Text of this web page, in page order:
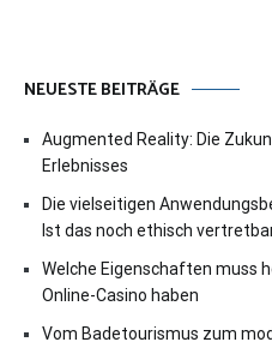
NEUESTE BEITRÄGE
Augmented Reality: Die
Erlebnisses
Die vielseitigen
Ist das noch ethisch
Welche Eigenschaften muss
Online-Casino haben
Vom Badetourismus zum